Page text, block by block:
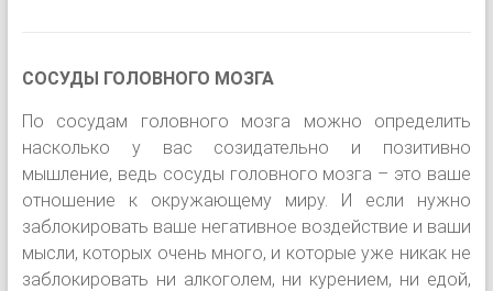
СОСУДЫ ГОЛОВНОГО МОЗГА
По сосудам головного мозга можно определить
насколько у вас созидательно и позитивно
мышление, ведь сосуды головного мозга – это ваше
отношение к окружающему миру. И если нужно
заблокировать ваше негативное воздействие и ваши
мысли, которых очень много, и которые уже никак не
заблокировать ни алкоголем, ни курением, ни едой,